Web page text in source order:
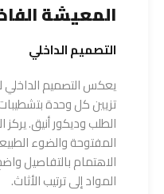
المعيشة
التصميم الداخلي
يعكس التصميم الداخلي
تزيين كل وحدة
الطلب وديكور أنيق.
المفتوحة والضوء
الاهتمام بالتفاصيل
المواد إلى ترتيب الأثاث.